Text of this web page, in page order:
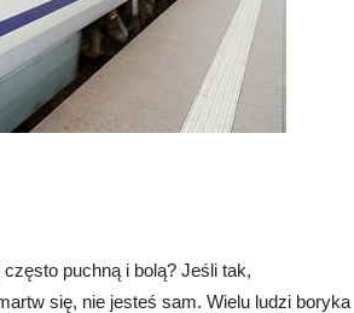
puchną i bolą? Jeśli tak,
się, nie jesteś sam. Wielu ludzi boryka